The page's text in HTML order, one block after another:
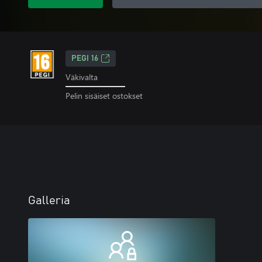
PEGI 16
Väkivalta
Pelin sisäiset ostokset
Galleria